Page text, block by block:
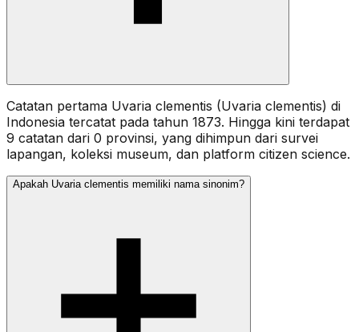
Catatan pertama Uvaria clementis (Uvaria clementis) di
Indonesia tercatat pada tahun 1873. Hingga kini terdapat
9 catatan dari 0 provinsi, yang dihimpun dari survei
lapangan, koleksi museum, dan platform citizen science.
Apakah Uvaria clementis memiliki nama sinonim?